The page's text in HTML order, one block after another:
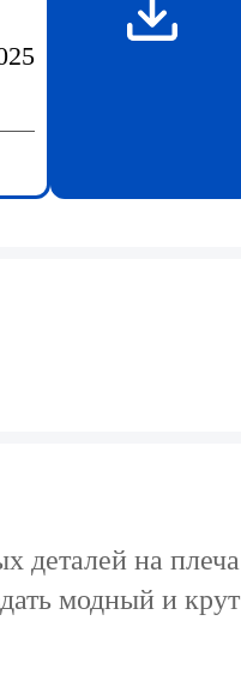
деталей на плеча
модный и крут